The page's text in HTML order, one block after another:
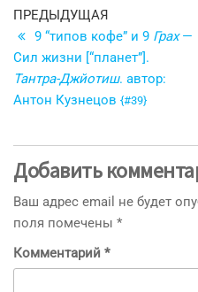
Навигация
по
записям
Предыдущая
запись
ПРЕДЫДУЩАЯ
9 “типов кофе” и 9 Грах—
Сил жизни [“планет”].
Тантра-Джйотиш. автор:
Антон Кузнецов {#39}
Добавить
Ваш адрес email не будет
поля помечены *
Комментарий *